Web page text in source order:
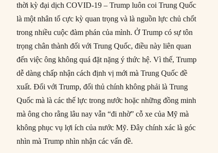
thời kỳ đại dịch COVID-19 – Trump luôn coi Trung Quốc
là một nhân tố cực kỳ quan trọng và là nguồn lực chủ chốt
trong nhiều cuộc đàm phán của mình. Ở Trump có sự tôn
trọng chân thành đối với Trung Quốc, điều này liên quan
đến việc ông không quá đặt nặng ý thức hệ. Vì thế, Trump
dễ dàng chấp nhận cách định vị mới mà Trung Quốc đề
xuất. Đối với Trump, đối thủ chính không phải là Trung
Quốc mà là các thế lực trong nước hoặc những đồng minh
mà ông cho rằng lâu nay vẫn “đi nhờ” cỗ xe của Mỹ mà
không phục vụ lợi ích của nước Mỹ. Đây chính xác là góc
nhìn mà Trump nhìn nhận các vấn đề.